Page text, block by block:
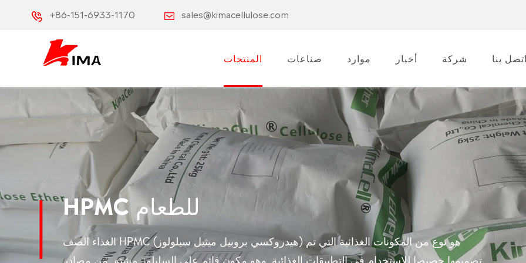
+86-151-6933-1170 sales@kimacellulose.com
المنتجات صناعات موارد أخبار شركة بنا
HPMC للطعام
الغذاء الصف HPMC (هيدروكسي بروبيل ميثيل سيلولوز) هو نوع من المكونات الغذائية التي تم
تصميمها خصيصا للاستخدام في التطبيقات الغذائية. وهو مكون قائم على السليلوز مشتق من مصادر